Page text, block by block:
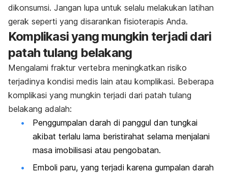
dikonsumsi. Jangan lupa untuk selalu melakukan latihan
gerak seperti yang disarankan fisioterapis Anda.
Komplikasi yang mungkin terjadi dari
patah tulang belakang
Mengalami fraktur vertebra meningkatkan risiko
terjadinya kondisi medis lain atau komplikasi. Beberapa
komplikasi yang mungkin terjadi dari patah tulang
belakang adalah:
Penggumpalan darah di panggul dan tungkai
akibat terlalu lama beristirahat selama menjalani
masa imobilisasi atau pengobatan.
Emboli paru, yang terjadi karena gumpalan darah